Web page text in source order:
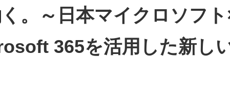
。～日本マイクロソフ
365を活用した新し